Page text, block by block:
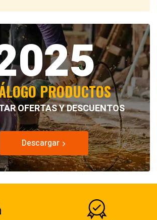
PRODUCTOS
OFERTAS Y DESCUENTOS
Descargar